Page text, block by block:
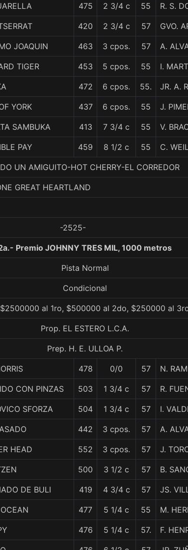
475 2 3/4 c 55 R. S.
420 2 3/4 c 57 GVO.
JOAQUIN 463 3 cpos. 57 A.
TIGER 453 5 cpos. 55 I.
472 6 cpos. 55. JR. A.
YORK 437 6 cpos. 55 J.
SAMBUKA 413 7 3/4 c 55 V.
PAY 459 8 1/2 c 55 C.
UN AMIGUITO-HOT CHERRY-EL CORREDOR
GREAT HEARTLAND
-2525-
Premio JOHNNY TRES MIL, 1000 metros
Pista Normal
Condicional
$2500000 al 1ro, $500000 al 2do, $250000 al
Prop. EL ESTERO L.C.A.
Prep. H. E. ULLOA P.
478 0/0 57 N.
CON PINZAS 503 1 3/4 c 57 R.
SFORZA 504 1 3/4 c 57 I.
442 3 cpos. 57 A.
HEAD 552 3 cpos. 57 J.
500 3 1/2 c 57 B.
DE BULI 419 4 3/4 c 57 JS.
477 5 1/4 c 55 M.
476 5 1/4 c 57. F.